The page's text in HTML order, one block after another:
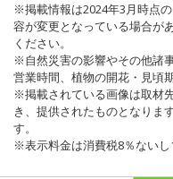
※掲載情報は2024年3月時点
容が変更となっている場合が
ください。
※自然災害の影響やその他諸
営業時間、植物の開花・見頃
※掲載されている画像は取材
き、提供されたものとなりま
す。
※表示料金は消費税8％ないし